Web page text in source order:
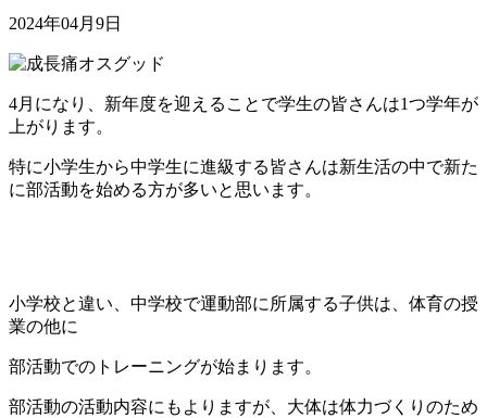
2024年04月9日
4月になり、新年度を迎えることで学生の皆さんは1つ学年が
上がります。
特に小学生から中学生に進級する皆さんは新生活の中で新た
に部活動を始める方が多いと思います。
小学校と違い、中学校で運動部に所属する子供は、体育の授
業の他に
部活動でのトレーニングが始まります。
部活動の活動内容にもよりますが、大体は体力づくりのため